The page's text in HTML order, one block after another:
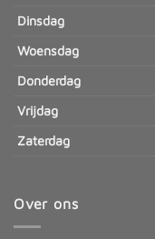
Dinsdag
Woensdag
Donderdag
Vrijdag
Zaterdag
Over ons